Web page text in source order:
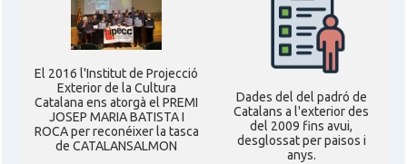
El 2016 l'Institut de Projecció
Exterior de la Cultura
Catalana ens atorgà el PREMI
JOSEP MARIA BATISTA I
ROCA per reconéixer la tasca
de CATALANSALMON
Dades del del padró de
Catalans a l'exterior des
del 2009 fins avui,
desglossat per paisos i
anys.